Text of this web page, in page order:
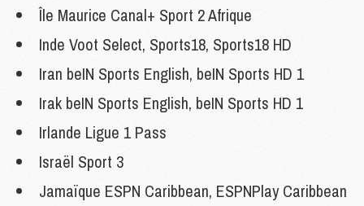
Île Maurice Canal+ Sport 2 Afrique
Inde Voot Select, Sports18, Sports18 HD
Iran beIN Sports English, beIN Sports HD 1
Irak beIN Sports English, beIN Sports HD 1
Irlande Ligue 1 Pass
Israël Sport 3
Jamaïque ESPN Caribbean, ESPNPlay Caribbean